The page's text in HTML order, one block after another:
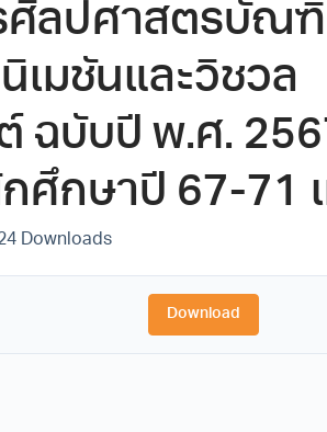
ศิลปศาสตรบัณฑิ
เมชันและวิชวล
ฉบับปี พ.ศ.
ศึกษาปี 67-71
Downloads
Download